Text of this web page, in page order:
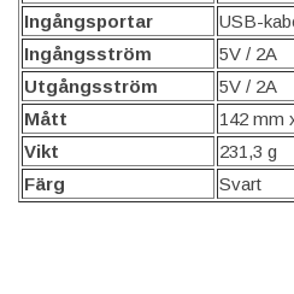
Ingångsportar
USB-
Ingångsström
5V / 2A
Utgångsström
5V / 2A
Mått
142 mm
Vikt
231,3 g
Färg
Svart